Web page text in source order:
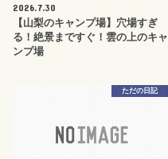
2026.7.30
【山梨のキャンプ場】穴場すぎ
る！絶景まですぐ！雲の上のキャ
ンプ場
ただの日記